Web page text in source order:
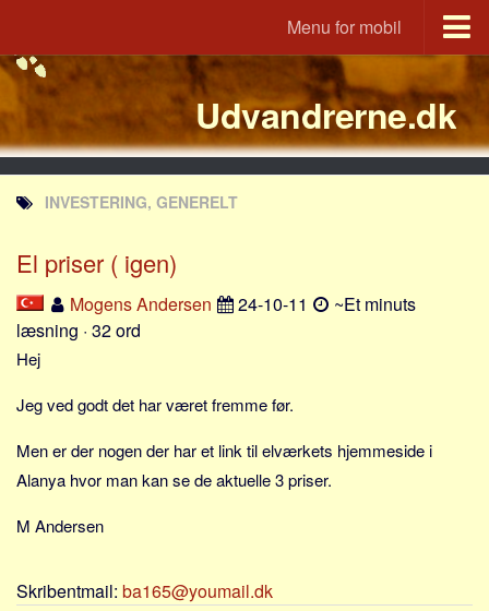
Menu for mobil
Portal
Udvandrerne.dk
Utvandrerne.no
Utvandrarna.se
Tyskland.dk
England.dk
Rusland.dk
JLKM.dk
Frankrig
Sverige
Norge
Italien
Udvandrerne.dk
INVESTERING, GENERELT
El priser ( igen)
Mogens Andersen 24-10-11
~Et minuts
læsning · 32 ord
Hej
Jeg ved godt det har været fremme før.
Men er der nogen der har et link til elværkets hjemmeside i
Alanya hvor man kan se de aktuelle 3 priser.
M Andersen
Skribentmail: ba165@youmail.dk